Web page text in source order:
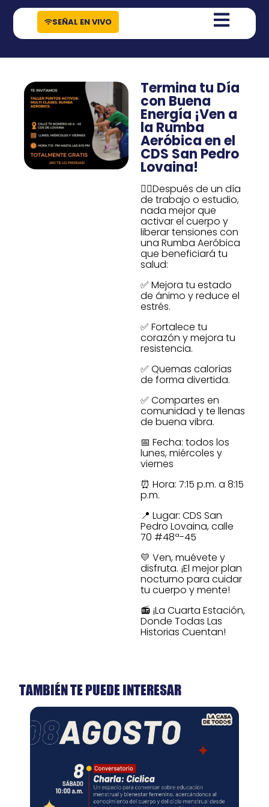
contenido
SEÑAL EN VIVO
Termina tu Día
con Buena
Energía ¡Ven a
la Rumba
Aeróbica en el
CDS San Pedro
Lovaina!
🏃‍♀️Después de un día
de trabajo o estudio,
nada mejor que
activar el cuerpo y
liberar tensiones con
una Rumba Aeróbica
que beneficiará tu
salud:
✅ Mejora tu estado
de ánimo y reduce el
estrés.
✅ Fortalece tu
corazón y mejora tu
resistencia.
✅ Quemas calorías
de forma divertida.
✅ Compartes en
comunidad y te llenas
de buena vibra.
📅 Fecha: todos los
lunes, miércoles y
viernes
⏰ Hora: 7:15 p.m. a 8:15
p.m.
📍 Lugar: CDS San
Pedro Lovaina, calle
70 #48ª-45
💛 Ven, muévete y
disfruta. ¡El mejor plan
nocturno para cuidar
tu cuerpo y mente!
📻 ¡La Cuarta Estación,
Donde Todas Las
Historias Cuentan!
TAMBIÉN TE PUEDE INTERESAR